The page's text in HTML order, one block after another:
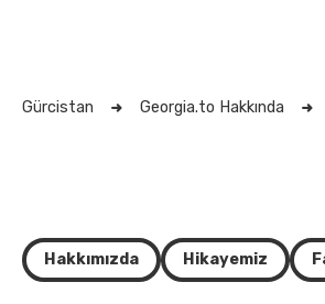
Gürcistan Georgia.to Hakkında
Hakkımızda Hikayemiz